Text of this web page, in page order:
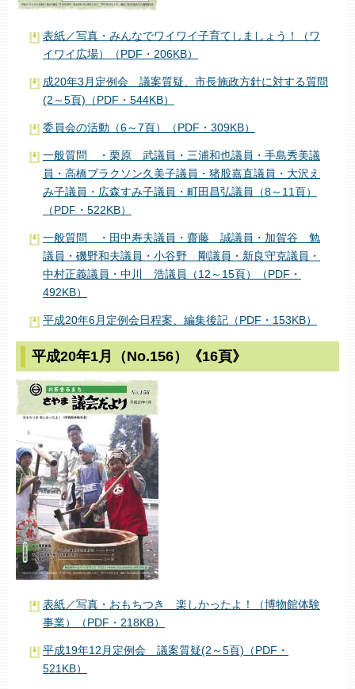
表紙／写真・みんなでワイワイ子育てしましょう！（ワ
イワイ広場）（PDF・206KB）
成20年3月定例会 議案質疑、市長施政方針に対する質問
(2～5頁)（PDF・544KB）
委員会の活動（6～7頁）（PDF・309KB）
一般質問 ・栗原 武議員・三浦和也議員・手島秀美議
員・高橋ブラクソン久美子議員・猪股嘉直議員・大沢え
み子議員・広森すみ子議員・町田昌弘議員（8～11頁）
（PDF・522KB）
一般質問 ・田中寿夫議員・齋藤 誠議員・加賀谷 勉
議員・磯野和夫議員・小谷野 剛議員・新良守克議員・
中村正義議員・中川 浩議員（12～15頁）（PDF・
492KB）
平成20年6月定例会日程案、編集後記（PDF・153KB）
平成20年1月（No.156）《16頁》
表紙／写真・おもちつき 楽しかったよ！（博物館体験
事業）（PDF・218KB）
平成19年12月定例会 議案質疑(2～5頁)（PDF・
521KB）